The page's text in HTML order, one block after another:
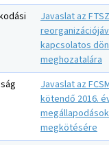
Javaslat az
kapcsolatos
meghozatalára
Javaslat az
kötendő 2016.
megállapodások
megkötésére